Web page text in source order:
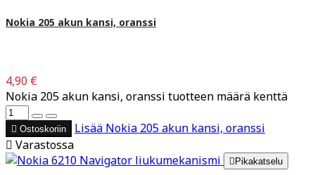
Nokia 205 akun kansi, oranssi
4,90 €
Nokia 205 akun kansi, oranssi tuotteen määrä kenttä
 Ostoskoriin Lisää Nokia 205 akun kansi, oranssi
 Varastossa
 Pikakatselu